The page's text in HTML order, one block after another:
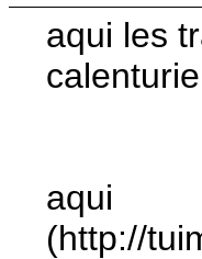
aqui les
aqui
(http://